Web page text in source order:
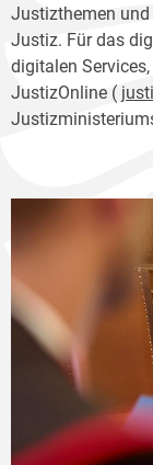
Justizthemen
Justiz. Für das
digitalen
JustizOnline (